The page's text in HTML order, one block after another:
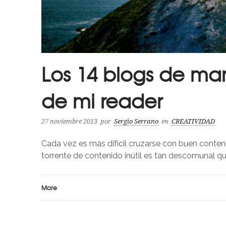
Los 14 blogs de
de mi reader
27 noviembre 2013 por Sergio Serrano en CREATIVIDAD
Cada vez es más difícil cruzarse con buen
torrente de contenido inútil es tan descomunal
More